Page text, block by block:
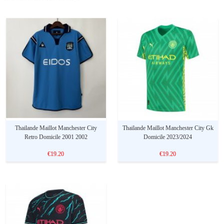
Thailande Maillot Manchester City
Retro Domicile 2001 2002
€19.20
Thailande Maillot Manchester City Gk
Domicile 2023/2024
€19.20